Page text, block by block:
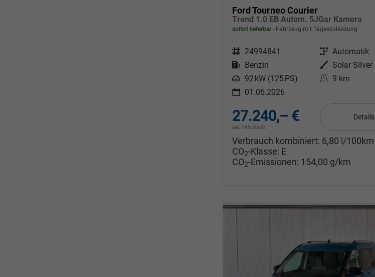
Ford Tourneo Courier
Trend 1.0 EB Autom. 5JGar Kamera
sofort lieferbar Fahrzeug mit Tageszulassung
Fahrzeugnr. 24994841 Getriebe Automatik
Kraftstoff Benzin Außenfarbe Solar Silver
Leistung 92 kW (125 PS) Kilometerstand 9 km
01.05.2026
27.240,– €
incl. 19% MwSt.
Details
Verbrauch kombiniert: 6,80 l/100km
CO2-Klasse: E
CO2-Emissionen: 154,00 g/km